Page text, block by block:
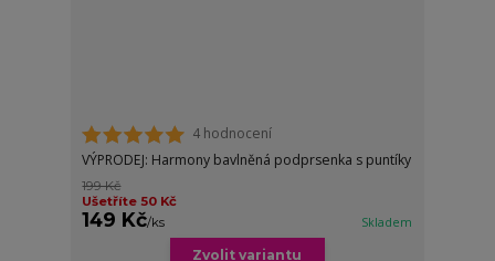
4 hodnocení
VÝPRODEJ: Harmony bavlněná podprsenka s puntíky
199 Kč
Ušetříte 50 Kč
149 Kč/ks Skladem
Zvolit variantu